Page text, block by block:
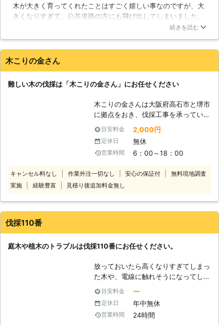
きます。
くなり、そのまま放置してしまうとい
う人も少なくないようです。しかしな
がら放置された木は徐々に枯れてい
は浦幌町の気候をよく知っているの
り、安全に木を切り倒すことができま
す。また伐採した木を運搬し、適切に
処分していきます。もしもお庭にお世
話ができなくなった木がある場合は、
浦幌町内全域で活動する当社まで一度
木が大きく育ってくれたことはすごく嬉しい事なのですが、大
きくなりすぎて、公共道路の方にも飛び出してしまいました。
さすがにこれはまずいと思いビショーテラシマガラスサンに伐
底してもらえましたよ！無事に伐ってもらえるしすごく良い業
者さんでした！
北海道 帯広市 2016年12月22日
続きを読む
木こりの金さん
難しい木の伐採は「木こりの金さん」にお任せください
木こりの金さんは大阪府高石市と堺市
に拠点をおき、伐採工事を承っていま
す。大阪府の隣接エリアはもちろんの
こと、北海道でもご依頼承っています
ので気軽にご相談ください。 【特殊
伐採が得意！ほかで断られた依頼もお
きる業者を探している ・狭い場所の
ため伐採作業を断られてしまった こ
た状況での伐採は、周りの建物や電線
高い技術が必要です。当店では木に登
って少しずつ切り詰めていく「特殊伐
採」により、安全に伐採工事をおこな
いますので安心してお任せください。
【樹木に携わり約10年のベテランが
対応】 庭仕事・林業に携わってから
目安料金 2,000円
定休日 無休
営業時間 6：00～18：00
キャンセル料なし 作業外注一切なし 安心の保証付
無料現地調査
実施
経験豊富 見積り後追加料金無し
伐採110番
庭木や植木のトラブルは伐採110番にお任せください。
放っておいたら高くなりすぎてしまっ
た木や、電線に触れそうになってしま
っている木など、ご自分では手に負え
なくなってしまった木はありません
か？ 伐採110番では、1本から伐採、
抜根をお受けします。 一人で悩まず
目安料金 ー
定休日 年中無休
営業時間 24時間